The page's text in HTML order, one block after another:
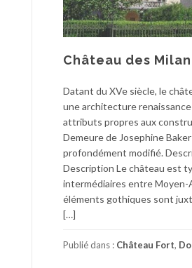
Château des
Datant du XVe siècle, le
une architecture
attributs propres aux
Demeure de Josephine
profondément modifié.
Description Le château est
intermédiaires entre Moyen-
éléments gothiques sont
[…]
Publié dans : Château Fort,